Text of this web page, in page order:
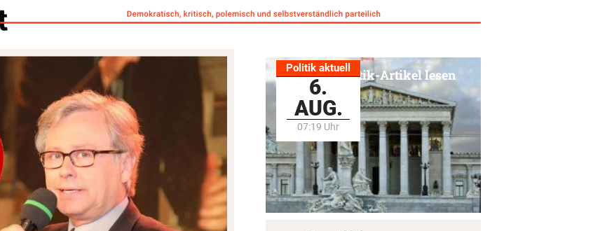
Politik aktuell
6.
AUG.
07:19 Uhr
Alle Politik-Artikel lesen